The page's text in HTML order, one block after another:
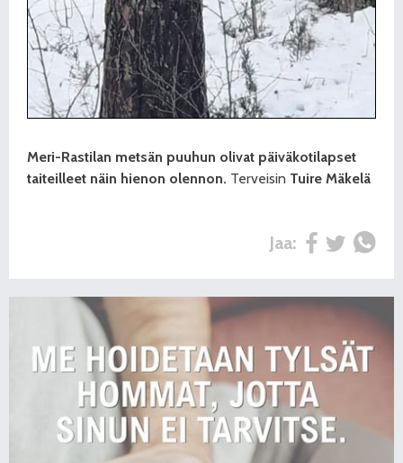
Meri-Rastilan metsän puuhun olivat päiväkotilapset
taiteilleet näin hienon olennon. Terveisin Tuire Mäkelä
Jaa: